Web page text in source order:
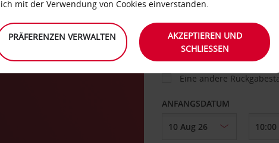
ABHOLEN VON
Eine andere
ANFANGSDATUM
mit der Verwendung von Cookies einverstanden.
PRÄFERENZEN VERWALTEN
AKZEPTIEREN UND
SCHLIESSEN